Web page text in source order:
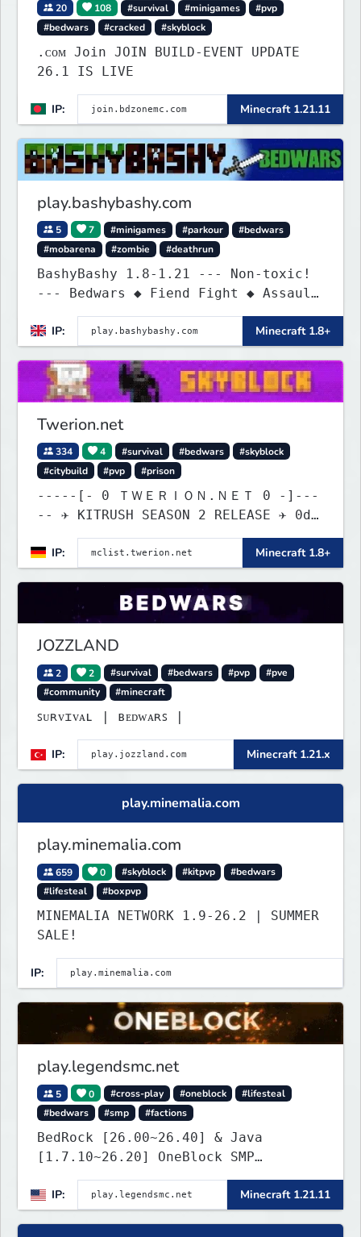
20 108 #survival #minigames
#pvp
#bedwars
#cracked #skyblock
.ᴄᴏᴍ Join JOIN BUILD-EVENT UPDATE
26.1 IS LIVE
IP: Minecraft 1.21.11
play.bashybashy.com
5 7 #minigames #parkour
#bedwars
#mobarena
#zombie #deathrun
BashyBashy 1.8-1.21 --- Non-toxic!
--- Bedwars ◆ Fiend Fight ◆ Assault
IP:
Minecraft 1.8+
Twerion.net
334 4 #survival #bedwars
#skyblock
#citybuild
#pvp #prison
-----[- 0 ＴＷＥＲＩＯＮ.ＮＥＴ 0 -]---
-- ✈ KITRUSH SEASON 2 RELEASE ✈ 0d,
IP:
Minecraft 1.8+
JOZZLAND
2 2 #survival #bedwars #pvp
#pve
#community
#minecraft
ꜱᴜʀᴠɪᴠᴀʟ | ʙᴇᴅᴡᴀʀꜱ |
IP: Minecraft 1.21.x
play.minemalia.com
play.minemalia.com
659 0 #skyblock #kitpvp
#bedwars
#lifesteal
#boxpvp
MINEMALIA NETWORK 1.9-26.2 | SUMMER
SALE!
IP:
play.legendsmc.net
5 0 #cross-play #oneblock
#lifesteal
#bedwars
#smp #factions
BedRock [26.00~26.40] & Java
[1.7.10~26.20] OneBlock SMP
LifeSteal
IP:
Minecraft 1.21.11